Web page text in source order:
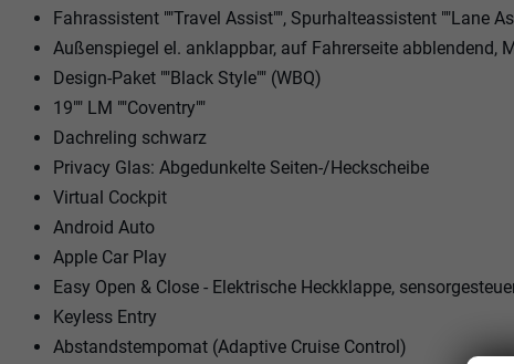
Fahrassistent ""Travel Assist"", Spurhalteassistent ""Lane
Außenspiegel el. anklappbar, auf Fahrerseite abblendend,
Design-Paket ""Black Style"" (WBQ)
19"" LM ""Coventry""
Dachreling schwarz
Privacy Glas: Abgedunkelte Seiten-/Heckscheibe
Virtual Cockpit
Android Auto
Apple Car Play
Easy Open & Close - Elektrische Heckklappe,
Keyless Entry
Abstandstempomat (Adaptive Cruise Control)